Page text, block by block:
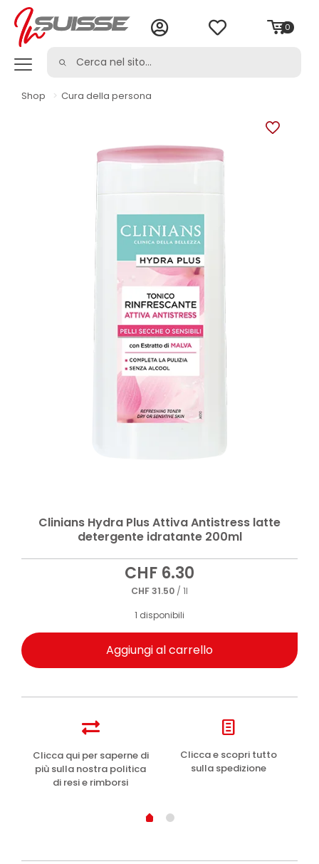
0
Shop > Cura della persona
Clinians Hydra Plus Attiva Antistress latte
detergente idratante 200ml
CHF 6.30
CHF31.50 / 1l
1 disponibili
Aggiungi al carrello
Clicca qui per saperne di
più sulla nostra politica
di resi e rimborsi
Clicca e scopri tutto
sulla spedizione